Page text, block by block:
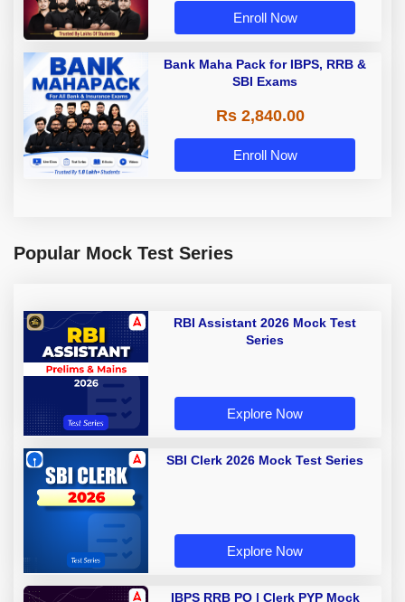
Enroll Now
Bank Maha Pack for IBPS, RRB &
SBI Exams
Rs 2,840.00
Enroll Now
Popular Mock Test Series
RBI Assistant 2026 Mock Test
Series
Explore Now
SBI Clerk 2026 Mock Test Series
Explore Now
IBPS RRB PO | Clerk PYP Mock